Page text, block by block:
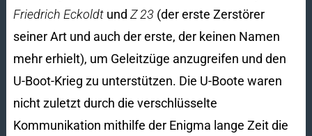
Friedrich Eckoldtund Z 23 (der erste Zerstörer
seiner Art und auch der erste, der keinen Namen
mehr erhielt), um Geleitzüge anzugreifen und den
U-Boot-Krieg zu unterstützen. Die U-Boote waren
nicht zuletzt durch die verschlüsselte
Kommunikation mithilfe der Enigma lange Zeit die